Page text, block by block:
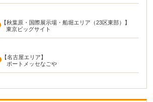
【秋葉原・国際展示場・船堀エリア（23区東部）】
東京ビッグサイト
【名古屋エリア】
ポートメッセなごや